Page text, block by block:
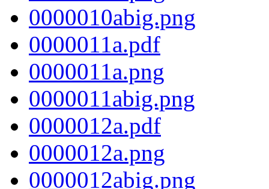
0000010abig.png
0000011a.pdf
0000011a.png
0000011abig.png
0000012a.pdf
0000012a.png
0000012abig.png